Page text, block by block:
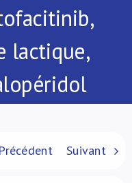
lactique,
Précédent Suivant